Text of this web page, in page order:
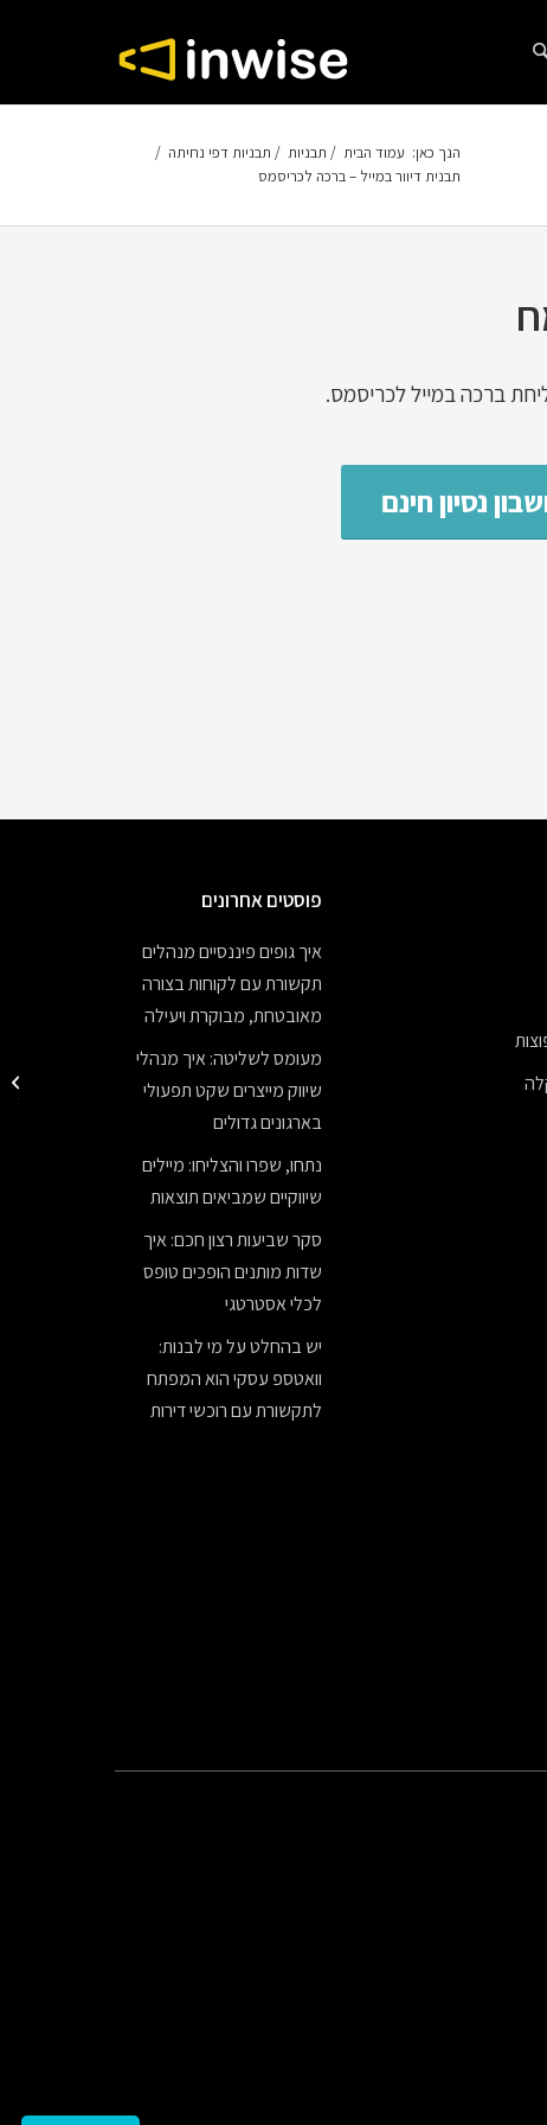
הנך כאן: עמוד הבית / תבניות / תבניות דפי נחיתה /
תבנית דיוור במייל – ברכה לכריסמס
ברכה במייל לכריסמס.
נסיון חינם
פוסטים אחרונים
איך גופים פיננסיים מנהלים
תקשורת עם לקוחות בצורה
מאובטחת, מבוקרת ויעילה
מעומס לשליטה: איך מנהלי
שיווק מייצרים שקט תפעולי
בארגונים גדולים
נתחו, שפרו והצליחו: מיילים
שיווקיים שמביאים תוצאות
סקר שביעות רצון חכם: איך
שדות מותנים הופכים טופס
לכלי אסטרטגי
יש בהחלט על מי לבנות:
וואטספ עסקי הוא המפתח
לתקשורת עם רוכשי דירות
לחנוכה